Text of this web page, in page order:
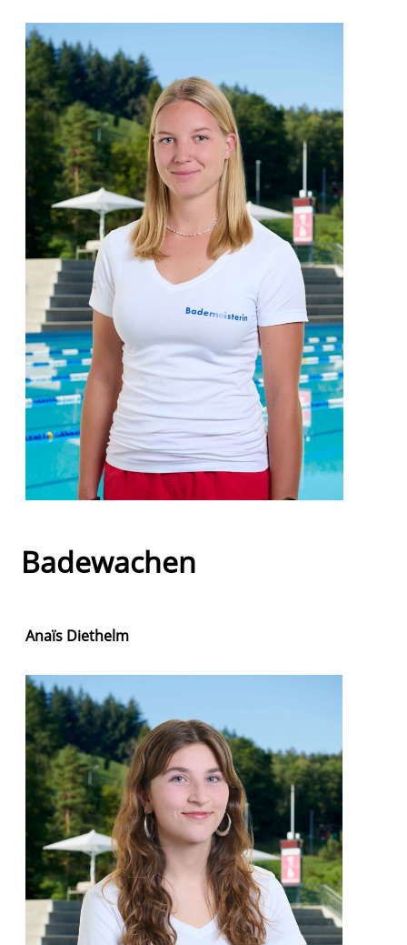
Badewachen
Anaïs Diethelm